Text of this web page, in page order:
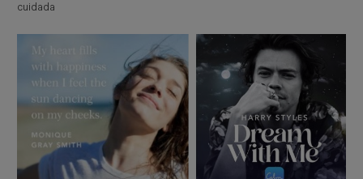
cuidada